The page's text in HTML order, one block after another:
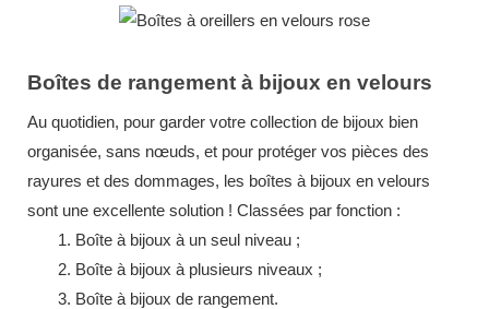
Boîtes de rangement à bijoux en velours
Au quotidien, pour garder votre collection de bijoux bien
organisée, sans nœuds, et pour protéger vos pièces des
rayures et des dommages, les boîtes à bijoux en velours
sont une excellente solution ! Classées par fonction :
1. Boîte à bijoux à un seul niveau ;
2. Boîte à bijoux à plusieurs niveaux ;
3. Boîte à bijoux de rangement.